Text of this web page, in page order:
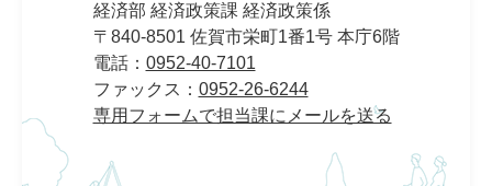
経済部 経済政策課 経済政策係
〒840-8501 佐賀市栄町1番1号 本庁6階
電話： 0952-40-7101
ファックス： 0952-26-6244
専用フォームで担当課にメールを送る